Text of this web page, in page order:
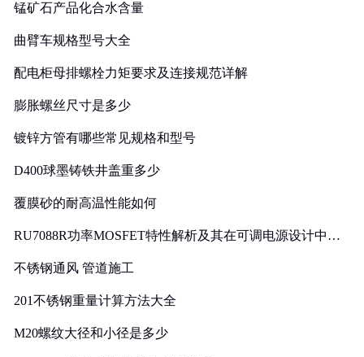
锰矿石产品化合水含量
曲臂车规格型号大全
配电柜母排螺栓力矩要求及连接规范详解
膨胀螺丝尺寸是多少
镀锌方管有哪些常见规格和型号
D400球墨铸铁井盖重多少
覆膜砂的耐高温性能如何
RU7088R功率MOSFET特性解析及其在可调电源设计中的
不锈钢通风 管道施工
201不锈钢重量计算方法大全
M20螺纹大径和小径是多少